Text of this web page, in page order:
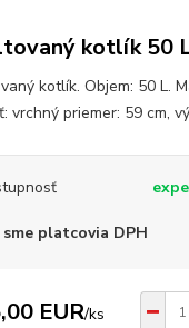
kotlík 50
kotlík. Objem: 50 L.
vrchný priemer: 59 cm,
sme platcovia DPH
EUR/ks